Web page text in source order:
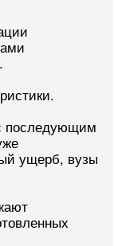
последующим
ущерб, вузы